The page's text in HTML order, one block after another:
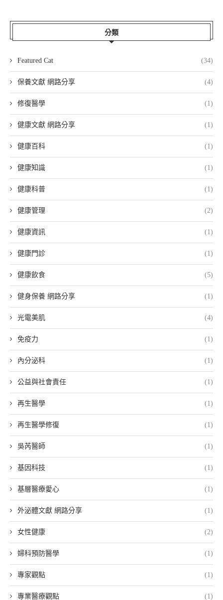
分類
Featured Cat (34)
保養文獻 網路分享 (4)
修復醫學 (1)
健康文獻 網路分享 (1)
健康百科 (1)
健康知識 (1)
健康科普 (1)
健康管理 (2)
健康資訊 (1)
健康門診 (1)
健康飲食 (5)
健身保養 網路分享 (1)
光電美肌 (4)
免疫力 (1)
內分泌科 (1)
公益與社會責任 (1)
再生醫學 (1)
再生醫學修復 (1)
吳芮醫師 (1)
基因科技 (1)
基層醫療愛心 (1)
外泌體文獻 網路分享 (1)
女性健康 (2)
婦科預防醫學 (1)
專家觀點 (1)
專業醫療觀點 (1)